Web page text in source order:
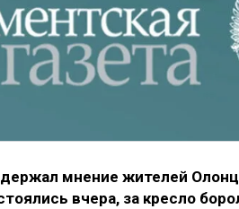
мнение жителей
вчера, за кресло